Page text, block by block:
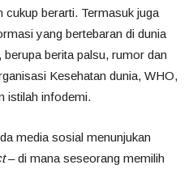
cukup berarti. Termasuk juga
yang bertebaran di dunia
berita palsu, rumor dan
Kesehatan dunia, WHO,
istilah infodemi.
media sosial menunjukan
– di mana seseorang memilih